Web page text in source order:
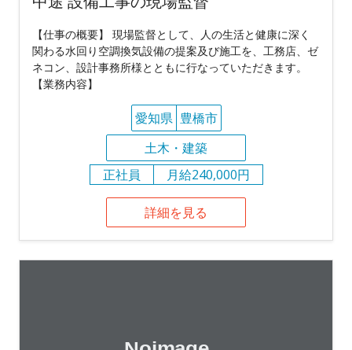
【仕事の概要】 現場監督として、人の生活と健康に深く
関わる水回り空調換気設備の提案及び施工を、工務店、ゼ
ネコン、設計事務所様とともに行なっていただきます。
【業務内容】
愛知県 豊橋市
土木・建築
正社員
月給240,000円
詳細を見る